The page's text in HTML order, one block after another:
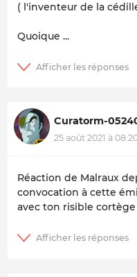
( l'inventeur de la
Quoique ...
Curatorm-
25 août 2021 à
Réaction de Malraux
convocation à cette
avec ton risible cortège